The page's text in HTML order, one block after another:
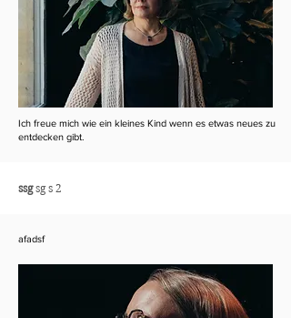
Ich freue mich wie ein kleines Kind wenn es etwas neues zu
entdecken gibt.
ssgsg s 2
afadsf